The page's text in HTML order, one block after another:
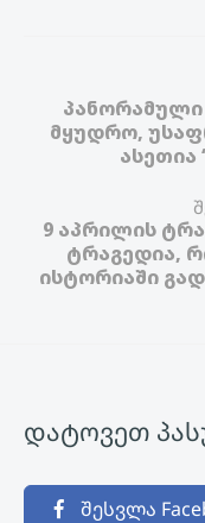
მყუდრო,
ასეთია
9 აპრილის
ტრაგედია,
ისტორიაში
დატოვეთ
შესვლა